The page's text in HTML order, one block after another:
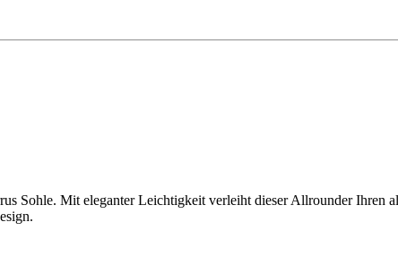
Sohle. Mit eleganter Leichtigkeit verleiht dieser Allrounder Ihren